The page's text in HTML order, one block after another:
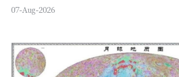
07-Aug-2026